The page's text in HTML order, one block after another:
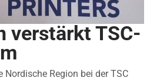
verstärkt TSC-
Region bei der TSC